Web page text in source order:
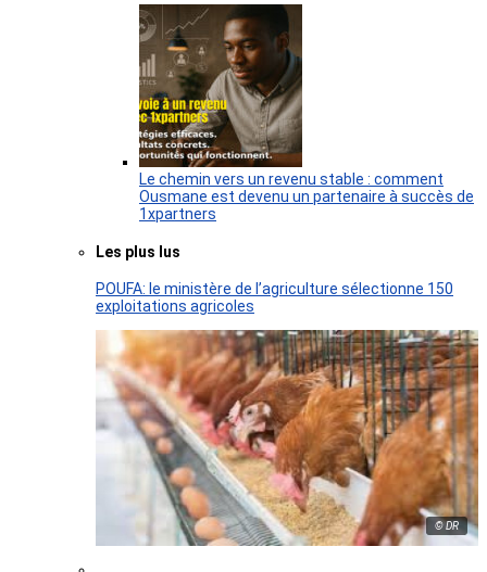
Le chemin vers un revenu stable : comment
Ousmane est devenu un partenaire à succès de
1xpartners
Les plus lus
POUFA: le ministère de l’agriculture sélectionne 150
exploitations agricoles
© DR